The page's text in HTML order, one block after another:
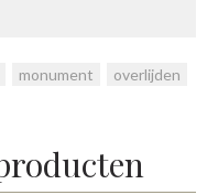
monument overlijden